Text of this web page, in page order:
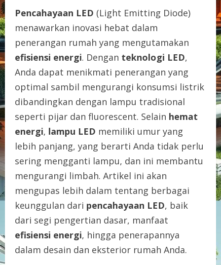
Pencahayaan LED (Light Emitting Diode)
menawarkan inovasi hebat dalam
penerangan rumah yang mengutamakan
efisiensi energi. Dengan teknologi LED,
Anda dapat menikmati penerangan yang
optimal sambil mengurangi konsumsi listrik
dibandingkan dengan lampu tradisional
seperti pijar dan fluorescent. Selain hemat
energi, lampu LED memiliki umur yang
lebih panjang, yang berarti Anda tidak perlu
sering mengganti lampu, dan ini membantu
mengurangi limbah. Artikel ini akan
mengupas lebih dalam tentang berbagai
keunggulan dari pencahayaan LED, baik
dari segi pengertian dasar, manfaat
efisiensi energi, hingga penerapannya
dalam desain dan eksterior rumah Anda.